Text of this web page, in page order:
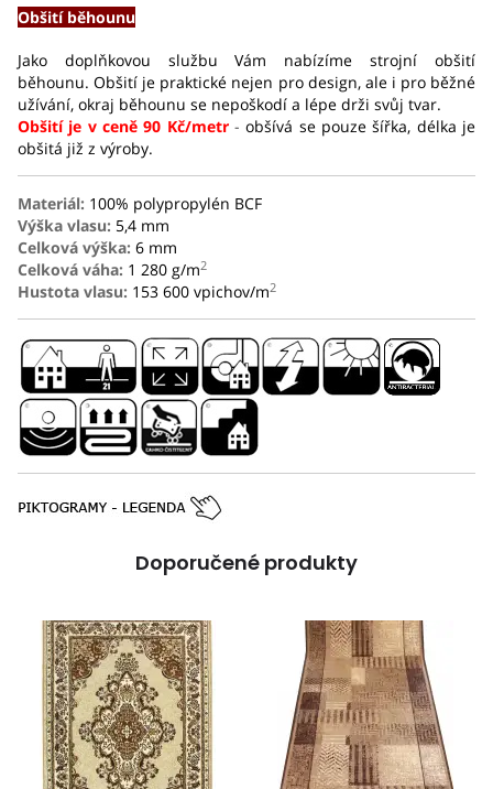
Obšití běhounu
Jako doplňkovou službu Vám nabízíme strojní obšití
běhounu.Obšití je praktické nejen pro design, ale i pro běžné
užívání, okraj běhounu se nepoškodí a lépe drži svůj tvar.
Obšití je v ceně 90 Kč/metr-obšívá se pouze šířka, délka je
obšitá již z výroby.
Materiál: 100% polypropylén BCF
Výška vlasu: 5,4 mm
Celková výška: 6 mm
Celková váha: 1 280 g/m2
Hustota vlasu: 153 600 vpichov/m2
Doporučené produkty